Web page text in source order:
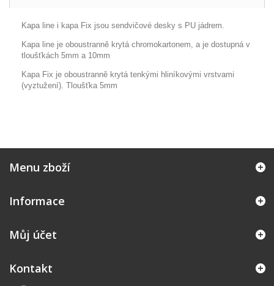
Kapa line i kapa Fix jsou sendvičové desky s PU jádrem.
Kapa line je oboustranně krytá chromokartonem, a je dostupná v
tloušťkách 5mm a 10mm
Kapa Fix je oboustranně krytá tenkými hliníkovými vrstvami
(vyztužení). Tloušťka 5mm
Menu zboží
Informace
Můj účet
Kontakt